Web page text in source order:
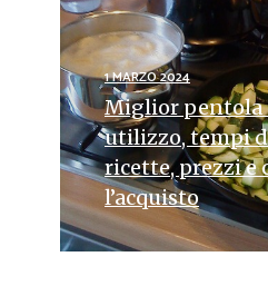
1 MARZO 2024
Miglior pentola
utilizzo, tempi
ricette, prezzi e
l’acquisto